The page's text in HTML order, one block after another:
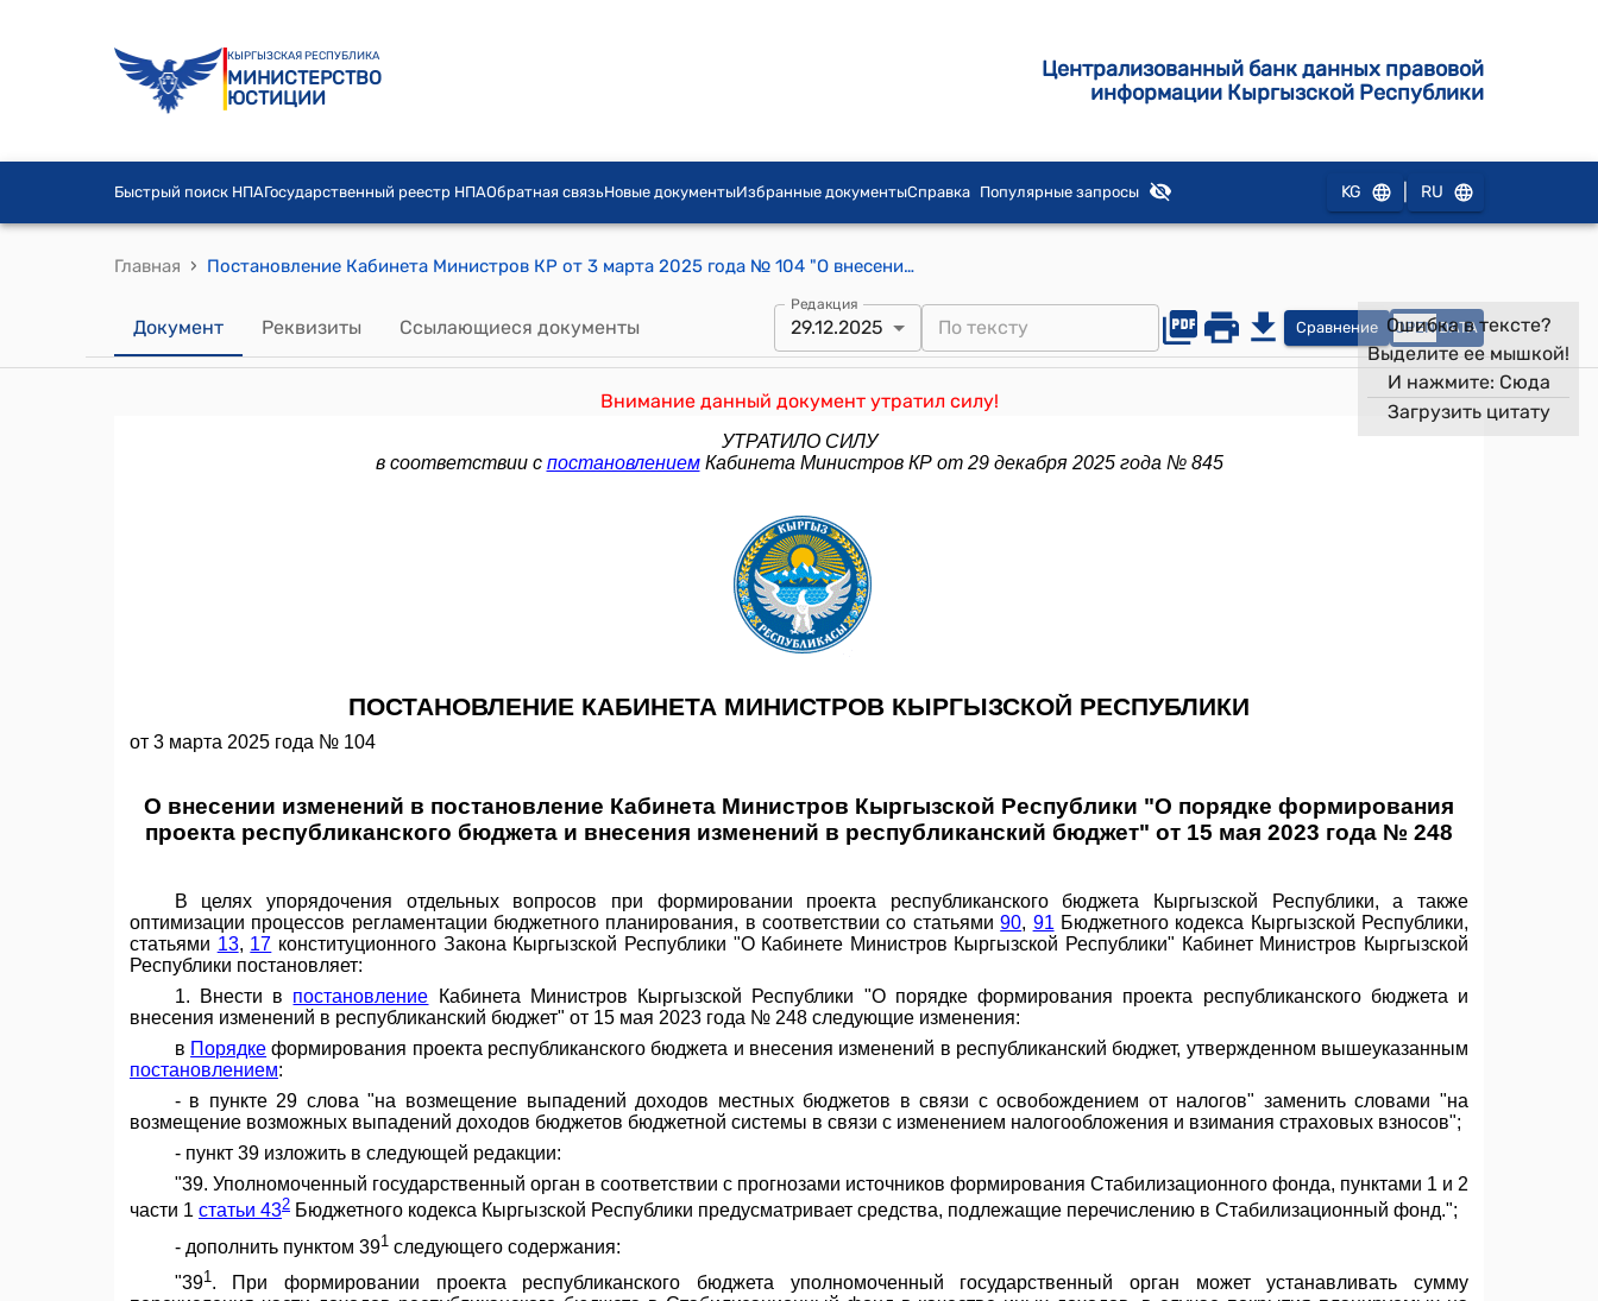
КЫРГЫЗСКАЯ РЕСПУБЛИКА
МИНИСТЕРСТВО
ЮСТИЦИИ
Централизованный банк данных правовой
информации Кыргызской Республики
Быстрый поиск НПАГосударственный реестр НПАОбратная связьНовые документыИзбранные документыСправка Популярные запросы KG RU
Главная › Постановление Кабинета Министров КР от 3 марта 2025 года № 104 "О внесении изменений в постановление Кабинета Министров Кыргызской Республики "О порядке формирования проекта республиканского бюджета и внесения изменений в республиканский бюджет" от 15 мая 2023 года № 248"
Документ Реквизиты Ссылающиеся документы
Редакция
29.12.2025 Сравнение OPEN DATA
Внимание данный документ утратил силу!
Ошибка в тексте?
Выделите ее мышкой!
И нажмите: Сюда
Загрузить цитату